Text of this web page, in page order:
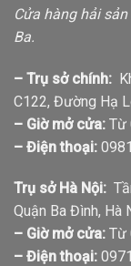
Cửa hàng hải
Ba.
– Trụ sở chính:
C122, Đường Hạ
– Giờ mở cửa: Từ
– Điện thoại:
Trụ sở Hà Nội:
Quận Ba Đình, Hà
– Giờ mở cửa: Từ
– Điện thoại: